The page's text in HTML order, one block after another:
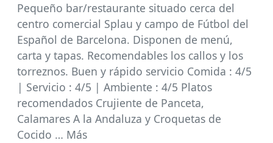
Pequeño bar/restaurante situado cerca del
centro comercial Splau y campo de Fútbol del
Español de Barcelona. Disponen de menú,
carta y tapas. Recomendables los callos y los
torreznos. Buen y rápido servicio Comida : 4/5
| Servicio : 4/5 | Ambiente : 4/5 Platos
recomendados Crujiente de Panceta,
Calamares A la Andaluza y Croquetas de
Cocido … Más